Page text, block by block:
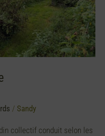
/ Sandy
collectif conduit selon les